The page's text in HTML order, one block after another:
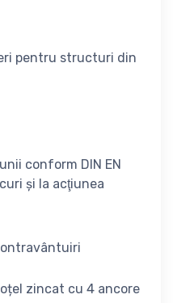
pentru structuri din
conform DIN EN
și la acţiunea
zincat cu 4 ancore